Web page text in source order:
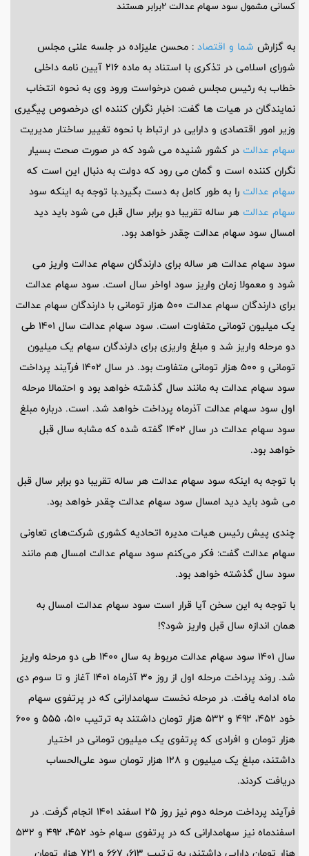
به گزارش شما و اقتصاد : محسن علیزاده در جلسه علنی مجلس
شورای اسلامی در تذکری با استناد به ماده ۲۱۶ آیین نامه داخلی
خطاب به رئیس مجلس ضمن درخواست ورود وی به نحوه انتخاب
نمایندگان در هیات ها گفت: اخبار نگران کننده ای درخصوص پیگیری
وزیر امور اقتصادی و دارایی در ارتباط با نحوه تغییر ساختار مدیریت
سهام عدالت در کشور شنیده می شود که در صورت صحت بسیار
نگران کننده است و گمان می رود که دولت به دنبال این است که
سهام عدالت را به طور کامل به دست بگیرد.با توجه به اینکه سود
سهام عدالت هر ساله تقریبا دو برابر سال قبل می شود باید دید
امسال سود سهام عدالت چقدر خواهد بود.
سود سهام عدالت هر ساله برای دارندگان سهام عدالت واریز می
شود و معمولا زمان واریز سود اواخر سال است. سود سهام عدالت
برای دارندگان سهام عدالت ۵۰۰ هزار تومانی با دارندگان سهام عدالت
یک میلیون تومانی متفاوت است. سود سهام عدالت سال ۱۴۰۱ طی
دو مرحله واریز شد و مبلغ واریزی برای دارندگان سهام یک میلیون
تومانی و ۵۰۰ هزار تومانی متفاوت بود. در سال ۱۴۰۲ فرآیند پرداخت
سود سهام عدالت به مانند سال گذشته خواهد بود و احتمالا مرحله
اول سود سهام عدالت آذرماه پرداخت خواهد شد. است. درباره مبلغ
سود سهام عدالت در سال ۱۴۰۲ گفته شده که مشابه سال قبل
خواهد بود.
با توجه به اینکه سود سهام عدالت هر ساله تقریبا دو برابر سال قبل
می شود باید دید امسال سود سهام عدالت چقدر خواهد بود.
چندی پیش رئیس هیات مدیره اتحادیه کشوری شرکت‌های تعاونی
سهام عدالت گفت: فکر می‌کنم سود سهام عدالت امسال هم مانند
سود سال گذشته خواهد بود.
با توجه به این سخن آیا قرار است سود سهام عدالت امسال به
همان اندازه سال قبل واریز شود؟!
سال ۱۴۰۱ سود سهام عدالت مربوط به سال ۱۴۰۰ طی دو مرحله واریز
شد. روند پرداخت مرحله اول از روز ۳۰ آذرماه ۱۴۰۱ آغاز و تا سوم دی
ماه ادامه یافت. در مرحله نخست سهامدارانی که در پرتفوی سهام
خود ۴۵۲، ۴۹۲ و ۵۳۲ هزار تومان داشتند به ترتیب ۵۱۰، ۵۵۵ و ۶۰۰
هزار تومان و افرادی که پرتفوی یک میلیون تومانی در اختیار
داشتند، مبلغ یک میلیون و ۱۲۸ هزار تومان سود علی‌الحساب
دریافت کردند.
فرآیند پرداخت مرحله دوم نیز روز ۲۵ اسفند ۱۴۰۱ انجام گرفت. در
اسفندماه نیز سهامدارانی که در پرتفوی سهام خود ۴۵۲، ۴۹۲ و ۵۳۲